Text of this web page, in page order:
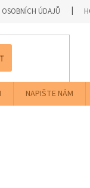
ÚDAJŮ
NAPIŠTE NÁM